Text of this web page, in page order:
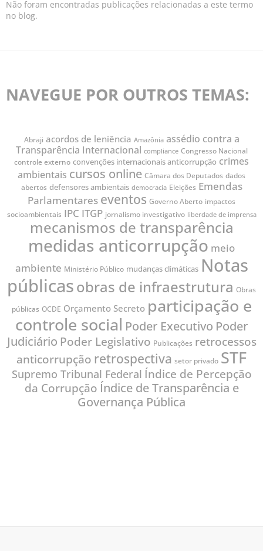
Não foram encontradas publicações relacionadas a este termo
no blog.
NAVEGUE POR OUTROS TEMAS:
Abraji acordos de leniência Amazônia assédio contra a
Transparência Internacional compliance Congresso Nacional
controle externo convenções internacionais anticorrupção crimes
ambientais cursos online Câmara dos Deputados dados
abertos defensores ambientais democracia Eleições Emendas
Parlamentares eventos Governo Aberto impactos
socioambientais IPC ITGP jornalismo investigativo liberdade de imprensa
mecanismos de transparência
medidas anticorrupção meio
ambiente Ministério Público mudanças climáticas Notas
públicasobras de infraestrutura Obras
públicas OCDE Orçamento Secreto participação e
controle social Poder Executivo Poder
Judiciário Poder Legislativo Publicações retrocessos
anticorrupção retrospectiva setor privado STF
Supremo Tribunal Federal Índice de Percepção
da Corrupção Índice de Transparência e
Governança Pública